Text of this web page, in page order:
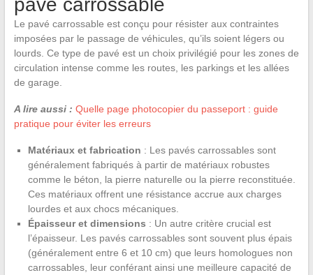
pavé carrossable
Le pavé carrossable est conçu pour résister aux contraintes
imposées par le passage de véhicules, qu’ils soient légers ou
lourds. Ce type de pavé est un choix privilégié pour les zones de
circulation intense comme les routes, les parkings et les allées
de garage.
A lire aussi : Quelle page photocopier du passeport : guide
pratique pour éviter les erreurs
Matériaux et fabrication : Les pavés carrossables sont
généralement fabriqués à partir de matériaux robustes
comme le béton, la pierre naturelle ou la pierre reconstituée.
Ces matériaux offrent une résistance accrue aux charges
lourdes et aux chocs mécaniques.
Épaisseur et dimensions : Un autre critère crucial est
l’épaisseur. Les pavés carrossables sont souvent plus épais
(généralement entre 6 et 10 cm) que leurs homologues non
carrossables, leur conférant ainsi une meilleure capacité de